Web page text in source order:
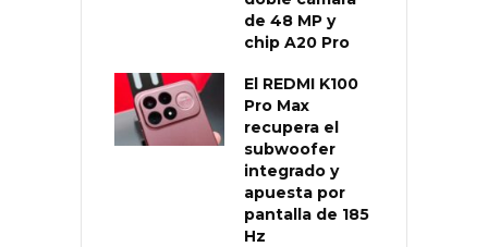
de 48 MP y
chip A20 Pro
El REDMI K100
Pro Max
recupera el
subwoofer
integrado y
apuesta por
pantalla de 185
Hz